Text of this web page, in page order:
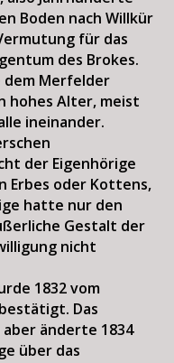
Boden nach Willkür
für das
des Brokes.
dem Merfelder
hohes Alter, meist
ineinander.
der Eigenhörige
Erbes oder Kottens,
hatte nur den
Gestalt der
nicht
1832 vom
Das
änderte 1834
über das